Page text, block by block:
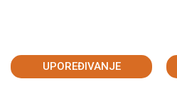
UPOREĐIVANJE